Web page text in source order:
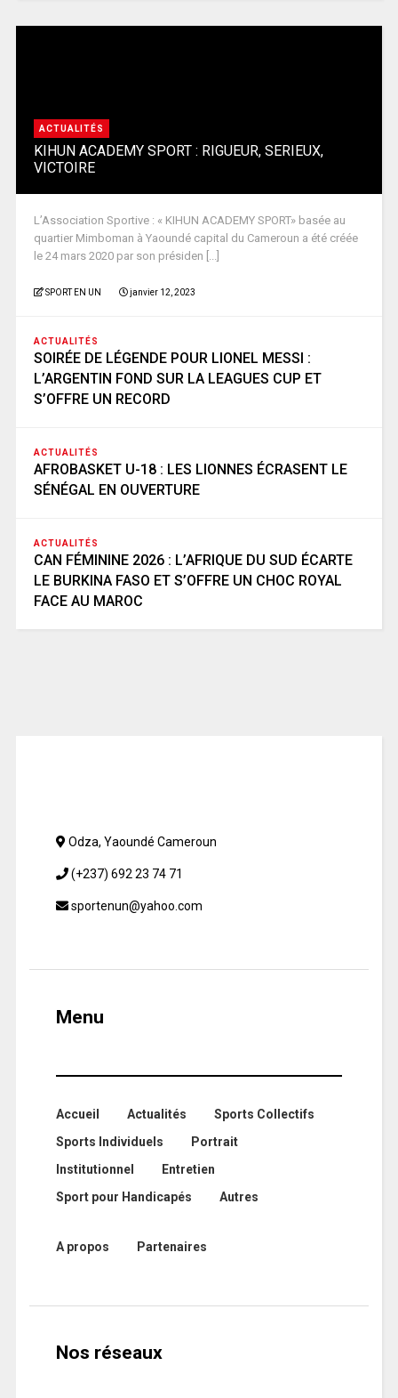
ACTUALITÉS
KIHUN ACADEMY SPORT : RIGUEUR, SERIEUX,
VICTOIRE
L’Association Sportive : « KIHUN ACADEMY SPORT» basée au
quartier Mimboman à Yaoundé capital du Cameroun a été créée
le 24 mars 2020 par son présiden [...]
SPORT EN UN janvier 12, 2023
ACTUALITÉS
SOIRÉE DE LÉGENDE POUR LIONEL MESSI :
L’ARGENTIN FOND SUR LA LEAGUES CUP ET
S’OFFRE UN RECORD
ACTUALITÉS
AFROBASKET U-18 : LES LIONNES ÉCRASENT LE
SÉNÉGAL EN OUVERTURE
ACTUALITÉS
CAN FÉMININE 2026 : L’AFRIQUE DU SUD ÉCARTE
LE BURKINA FASO ET S’OFFRE UN CHOC ROYAL
FACE AU MAROC
Odza, Yaoundé Cameroun
(+237) 692 23 74 71
sportenun@yahoo.com
Menu
Accueil Actualités
Sports Collectifs
Sports Individuels
Portrait
Institutionnel
Entretien
Sport pour Handicapés
Autres
A propos Partenaires
Nos réseaux